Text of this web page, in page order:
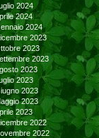
2024
Aprile 2024
Gennaio 2024
Dicembre 2023
Ottobre 2023
Settembre 2023
Agosto 2023
2023
Giugno 2023
Maggio 2023
Aprile 2023
Dicembre 2022
Novembre 2022